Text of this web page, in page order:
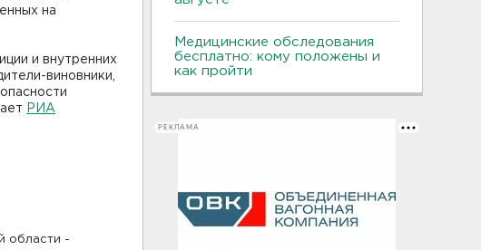
на
и внутренних
виновники,
РИА
области -
Медицинские обследования
бесплатно: кому положены и
как пройти
РЕКЛАМА